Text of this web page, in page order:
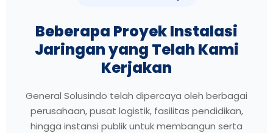
Beberapa Proyek Instalasi
Jaringan yang Telah Kami
Kerjakan
General Solusindo telah dipercaya oleh berbagai
perusahaan, pusat logistik, fasilitas pendidikan,
hingga instansi publik untuk membangun serta